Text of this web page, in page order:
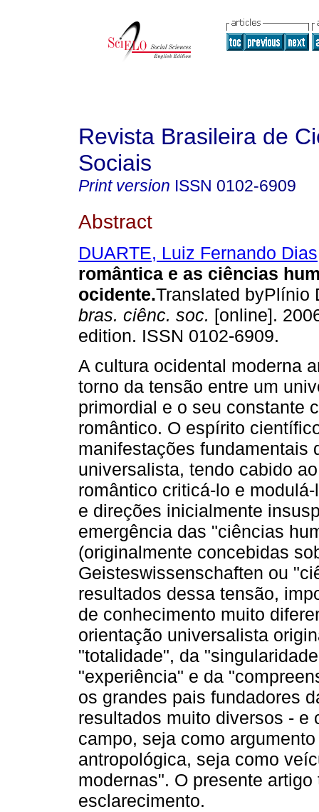
Revista Brasileira de
Sociais
Print version ISSN 0102-6909
Abstract
DUARTE, Luiz Fernando Dias
romântica e as ciências
ocidente.Translated byPlínio
bras. ciênc. soc. [online].
edition. ISSN 0102-6909.
A cultura ocidental moderna
torno da tensão entre um
primordial e o seu constante
romântico. O espírito
manifestações fundamentais
universalista, tendo cabido
romântico criticá-lo e
e direções inicialmente
emergência das "ciências
(originalmente concebidas
Geisteswissenschaften ou
resultados dessa tensão,
de conhecimento muito
orientação universalista
"totalidade", da
"experiência" e da
os grandes pais fundadores
resultados muito diversos - e
campo, seja como
antropológica, seja como
modernas". O presente
esclarecimento.